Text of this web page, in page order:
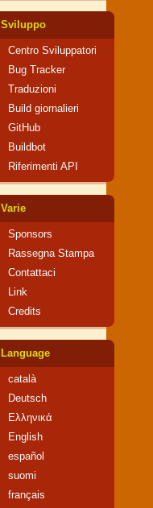
Sviluppo
Centro Sviluppatori
Bug Tracker
Traduzioni
Build giornalieri
GitHub
Buildbot
Riferimenti API
Varie
Sponsors
Rassegna Stampa
Contattaci
Link
Credits
Language
català
Deutsch
Ελληνικά
English
español
suomi
français